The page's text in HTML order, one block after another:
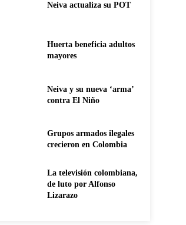
Neiva actualiza su POT
Huerta beneficia adultos
mayores
Neiva y su nueva ‘arma’
contra El Niño
Grupos armados ilegales
crecieron en Colombia
La televisión colombiana,
de luto por Alfonso
Lizarazo